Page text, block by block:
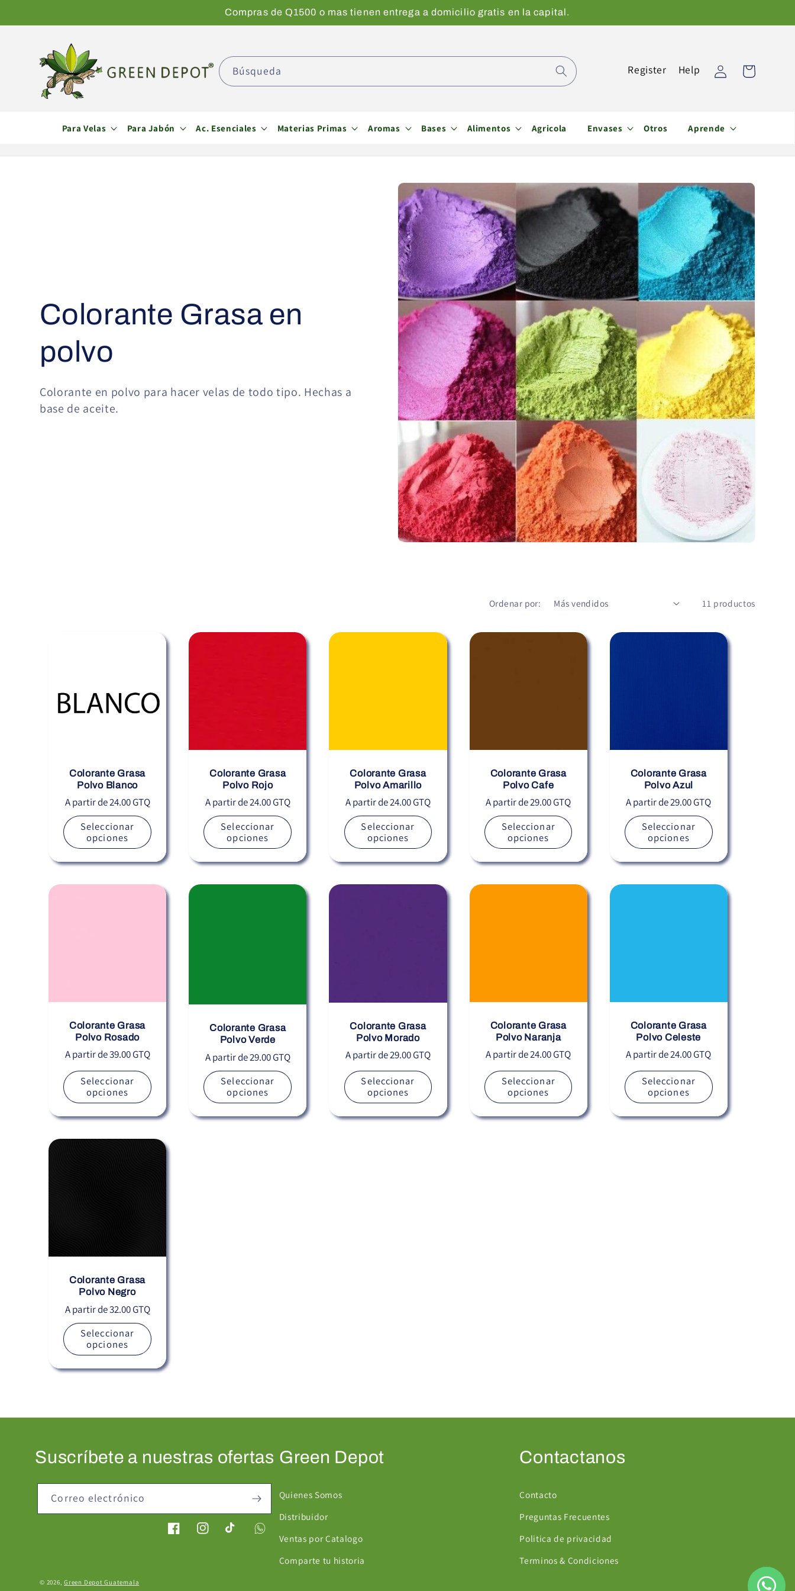
al contenido
Compras de Q1500 o mas tienen entrega a domicilio gratis en la capital.
Para Velas Para Jabón Ac. Esenciales Materias Primas Aromas Bases Alimentos Agricola Envases Otros Aprende
Búsqueda Register Help
Iniciar
sesión
Carrito
C
o
l
Colorante Grasa en
polvo
Colorante en polvo para hacer velas de todo tipo. Hechas a
base de aceite.
Ordenar por: 11 productos
Colorante Grasa
Polvo Blanco
Precio
habitual
A partir de 24.00 GTQ
Seleccionar
opciones
Colorante Grasa
Polvo Rojo
Precio
habitual
A partir de 24.00 GTQ
Seleccionar
opciones
Colorante Grasa
Polvo Amarillo
Precio
habitual
A partir de 24.00 GTQ
Seleccionar
opciones
Colorante Grasa
Polvo Cafe
Precio
habitual
A partir de 29.00 GTQ
Seleccionar
opciones
Colorante Grasa
Polvo Azul
Precio
habitual
A partir de 29.00 GTQ
Seleccionar
opciones
Colorante Grasa
Polvo Rosado
Precio
habitual
A partir de 39.00 GTQ
Seleccionar
opciones
Colorante Grasa
Polvo Verde
Precio
habitual
A partir de 29.00 GTQ
Seleccionar
opciones
Colorante Grasa
Polvo Morado
Precio
habitual
A partir de 29.00 GTQ
Seleccionar
opciones
Colorante Grasa
Polvo Naranja
Precio
habitual
A partir de 24.00 GTQ
Seleccionar
opciones
Colorante Grasa
Polvo Celeste
Precio
habitual
A partir de 24.00 GTQ
Seleccionar
opciones
Colorante Grasa
Polvo Negro
Precio
habitual
A partir de 32.00 GTQ
Seleccionar
opciones
Suscríbete a nuestras ofertas
Correo electrónico
FacebookInstagramTikTok
Green Depot
Quienes Somos
Distribuidor
Ventas por Catalogo
Comparte tu historia
Contactanos
Contacto
Preguntas Frecuentes
Politica de privacidad
Terminos & Condiciones
Formas
© 2026,Green Depot Guatemala